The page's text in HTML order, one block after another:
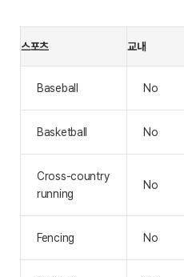
스포츠 교내
Baseball No
Basketball No
Cross-country
running
No
Fencing No